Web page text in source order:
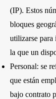
(IP). Estos
bloques
utilizarse para
la que un
Personal: se
que están
bajo contrato